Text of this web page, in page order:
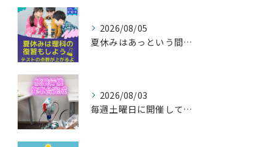
2026/08/05
夏休みはあっという間に過ぎ去ります。
2026/08/03
毎週土曜日に開催しているプログラミング教室で、紙飛行機を飛ば...